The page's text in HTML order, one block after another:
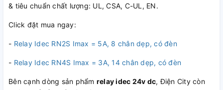
& tiêu chuẩn chất lượng: UL, CSA, C-UL, EN.
Click đặt mua ngay:
- Relay Idec RN2S Imax = 5A, 8 chân dẹp, có đèn
- Relay Idec RN4S Imax = 3A, 14 chân dẹp, có đèn
Bên cạnh dòng sản phẩm relay idec 24v dc, Điện City còn